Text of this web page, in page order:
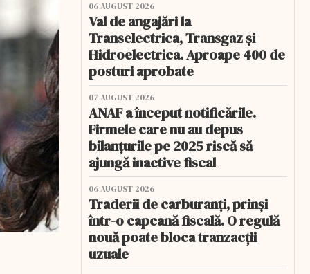
06 AUGUST 2026
Val de angajări la
Transelectrica, Transgaz și
Hidroelectrica. Aproape 400 de
posturi aprobate
07 AUGUST 2026
ANAF a început notificările.
Firmele care nu au depus
bilanțurile pe 2025 riscă să
ajungă inactive fiscal
06 AUGUST 2026
Traderii de carburanți, prinși
într-o capcană fiscală. O regulă
nouă poate bloca tranzacții
uzuale